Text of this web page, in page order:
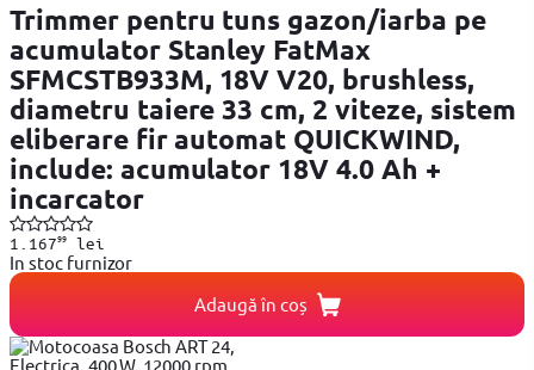
Trimmer pentru tuns gazon/iarba pe
acumulator Stanley FatMax
SFMCSTB933M, 18V V20, brushless,
diametru taiere 33 cm, 2 viteze, sistem
eliberare fir automat QUICKWIND,
include: acumulator 18V 4.0 Ah +
incarcator
1.16799lei
In stoc furnizor
Adaugă în coș